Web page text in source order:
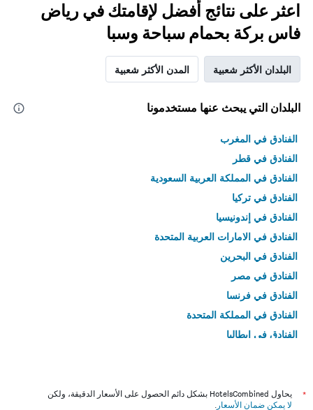
اعثر على نتائج أفضل لإقامتك في رياض
فاس بركة بحمام سباحة وسبا
البلدان الأكثر شعبية المدن الأكثر شعبية
البلدان التي يبحث عنها مستخدمونا
الفنادق في المغرب
الفنادق في قطر
الفنادق في المملكة العربية السعودية
الفنادق في تركيا
الفنادق في إندونيسيا
الفنادق في الامارات العربية المتحدة
الفنادق في البحرين
الفنادق في مصر
الفنادق في فرنسا
الفنادق في المملكة المتحدة
الفنادق في إيطاليا
*
يحاول HotelsCombined بشكل دائم الحصول على الأسعار الدقيقة، ولكن
لا يمكن ضمان الأسعار .